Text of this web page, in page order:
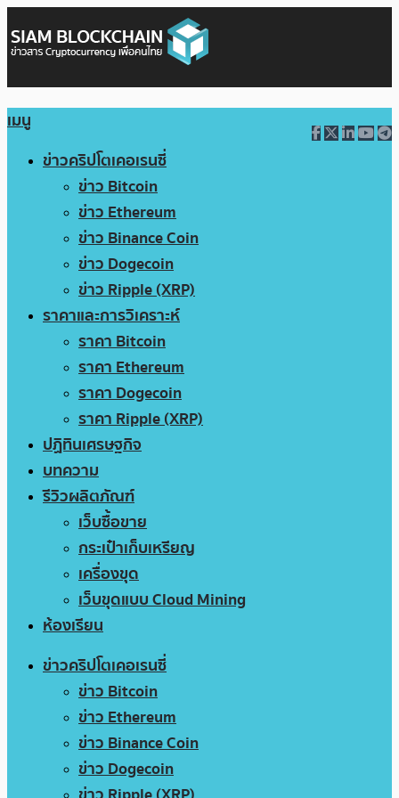
เมนู
ข่าวคริปโตเคอเรนซี่
ข่าว Bitcoin
ข่าว Ethereum
ข่าว Binance Coin
ข่าว Dogecoin
ข่าว Ripple (XRP)
ราคาและการวิเคราะห์
ราคา Bitcoin
ราคา Ethereum
ราคา Dogecoin
ราคา Ripple (XRP)
ปฏิทินเศรษฐกิจ
บทความ
รีวิวผลิตภัณฑ์
เว็บซื้อขาย
กระเป๋าเก็บเหรียญ
เครื่องขุด
เว็บขุดแบบ Cloud Mining
ห้องเรียน
ข่าวคริปโตเคอเรนซี่
ข่าว Bitcoin
ข่าว Ethereum
ข่าว Binance Coin
ข่าว Dogecoin